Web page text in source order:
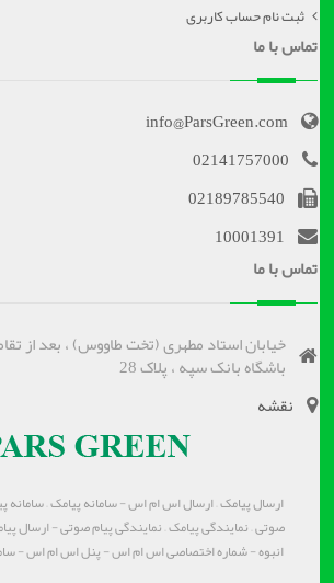
ثبت نام حساب کاربری
تماس با ما
info@ParsGreen.com
02141757000
02189785540
10001391
تماس با ما
خیابان استاد مطهری (تخت طاووس) ، بعد از
باشگاه بانک سپه ، پلاک 28
نقشه
ارسال پیامک – ارسال اس ام اس - سامانه پیامک – سامانه
صوتی – نمایندگی پیامک – نمایندگی پیام صوتی - ارسال
انبوه - شماره اختصاصی اس ام اس - پنل اس ام اس -